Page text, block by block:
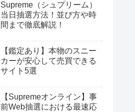
Supreme（シュプリーム）
当日抽選方法！並び方や時
間まで徹底解説！
【鑑定あり】本物のスニー
カーが安心して売買できる
サイト5選
【Supremeオンライン】事
前Web抽選における最速応